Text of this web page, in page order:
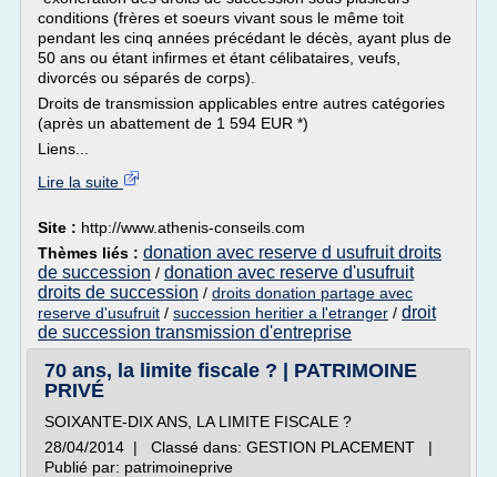
conditions (frères et soeurs vivant sous le même toit
pendant les cinq années précédant le décès, ayant plus de
50 ans ou étant infirmes et étant célibataires, veufs,
divorcés ou séparés de corps).
Droits de transmission applicables entre autres catégories
(après un abattement de 1 594 EUR *)
Liens...
Lire la suite
Site : http://www.athenis-conseils.com
Thèmes liés : donation avec reserve d usufruit droits
de succession / donation avec reserve d'usufruit
droits de succession / droits donation partage avec
reserve d'usufruit / succession heritier a l'etranger / droit
de succession transmission d'entreprise
70 ans, la limite fiscale ? | PATRIMOINE
PRIVÉ
SOIXANTE-DIX ANS, LA LIMITE FISCALE ?
28/04/2014 | Classé dans: GESTION PLACEMENT |
Publié par: patrimoineprive